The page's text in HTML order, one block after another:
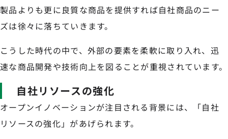
製品よりも更に良質な商品を提供すれば自社商品のニー
ズは徐々に落ちていきます。
こうした時代の中で、外部の要素を柔軟に取り入れ、迅
速な商品開発や技術向上を図ることが重視されています。
自社リソースの強化
オープンイノベーションが注目される背景には、「自社
リソースの強化」があげられます。